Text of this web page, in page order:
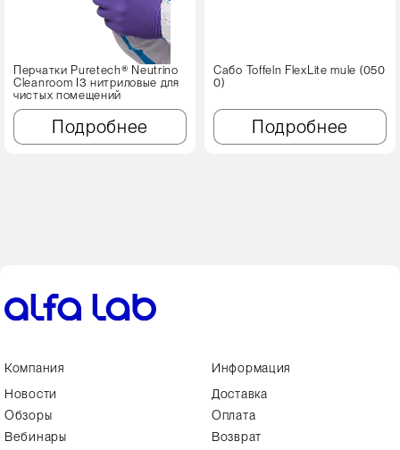
Перчатки Puretech® Neutrino
Cleanroom I3 нитриловые для
чистых помещений
Подробнее
Сабо Toffeln FlexLite mule (050
0)
Подробнее
Компания
Новости
Обзоры
Вебинары
Информация
Доставка
Оплата
Возврат